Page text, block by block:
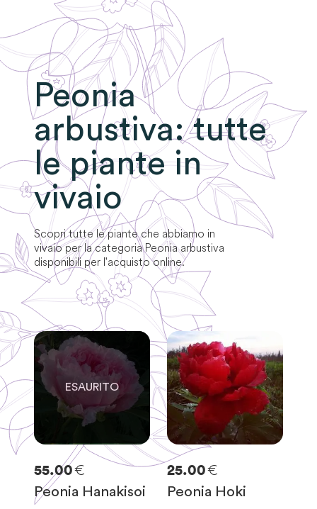
Peonia
arbustiva: tutte
le piante in
vivaio
Scopri tutte le piante che abbiamo in
vivaio per la categoria Peonia arbustiva
disponibili per l'acquisto online.
0
SOLO
0RIMASTE
55.00€
Peonia Hanakisoi
25.00€
Peonia Hoki